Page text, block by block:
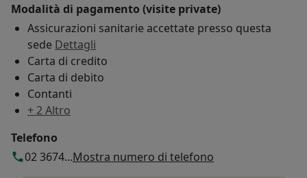
Modalità di pagamento (visite private)
Assicurazioni sanitarie accettate presso questa
sede Dettagli
Carta di credito
Carta di debito
Contanti
+ 2 Altro
Telefono
02 3674...Mostra numero di telefono